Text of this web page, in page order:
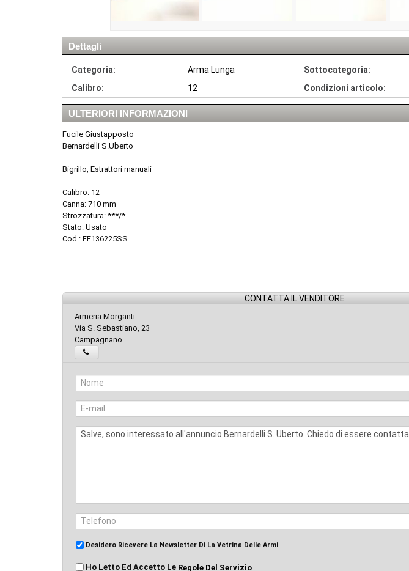
Dettagli
Categoria: Arma Lunga Sottocategoria:
Calibro:
12 Condizioni articolo:
ULTERIORI INFORMAZIONI
Fucile Giustapposto
Bernardelli S.Uberto
Bigrillo, Estrattori manuali
Calibro: 12
Canna: 710 mm
Strozzatura: ***/*
Stato: Usato
Cod.: FF136225SS
CONTATTA IL VENDITORE
Armeria Morganti
Via S. Sebastiano, 23
Campagnano
Desidero Ricevere La Newsletter Di La Vetrina Delle Armi
Ho Letto Ed Accetto Le Regole Del Servizio